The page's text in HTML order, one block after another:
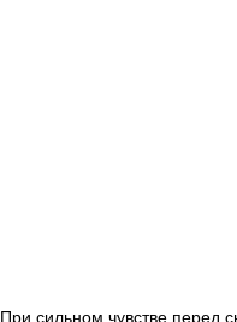
При сильном чувстве перед